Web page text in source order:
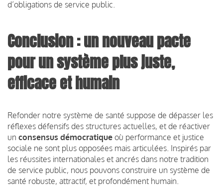
d’obligations de service public.
Conclusion : un nouveau pacte
pour un système plus juste,
efficace et humain
Refonder notre système de santé suppose de dépasser les
réflexes défensifs des structures actuelles, et de réactiver
un consensus démocratique où performance et justice
sociale ne sont plus opposées mais articulées. Inspirés par
les réussites internationales et ancrés dans notre tradition
de service public, nous pouvons construire un système de
santé robuste, attractif, et profondément humain.